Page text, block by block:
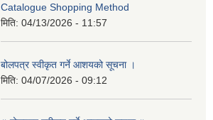
Catalogue Shopping Method
मिति: 04/13/2026 - 11:57
बोलपत्र स्वीकृत गर्ने आशयको सूचना ।
मिति: 04/07/2026 - 09:12